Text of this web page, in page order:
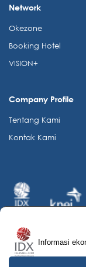
Informasi
Network
Okezone
Booking Hotel
VISION+
Company Profile
Tentang Kami
Kontak Kami
©